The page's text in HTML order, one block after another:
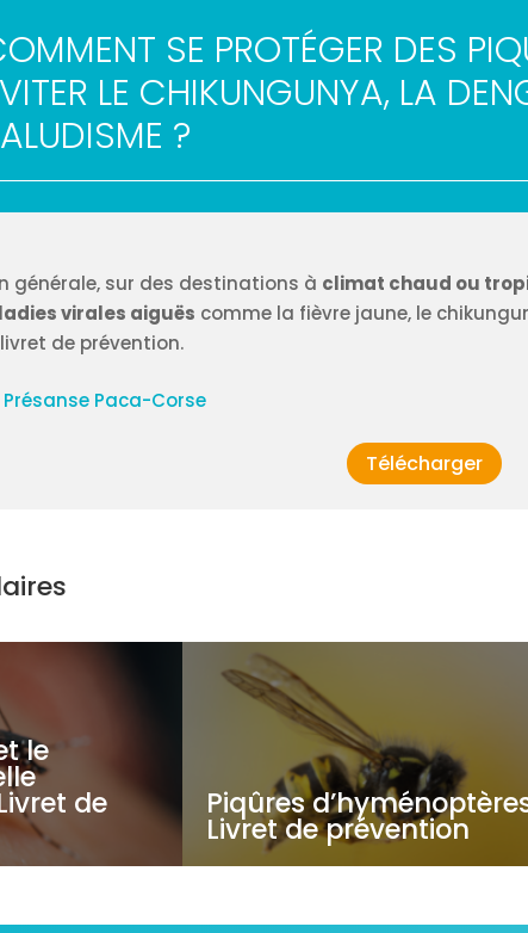
SE PROTÉGER DES
LE CHIKUNGUNYA, LA
?
générale, sur des destinations à climat chaud ou
virales aiguës comme la fièvre jaune, le
de prévention.
Présanse Paca-Corse
Télécharger
le
de Piqûres
Livret de prévention